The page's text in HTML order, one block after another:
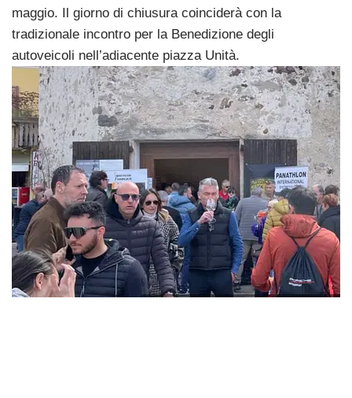
maggio. Il giorno di chiusura coinciderà con la
tradizionale incontro per la Benedizione degli
autoveicoli nell’adiacente piazza Unità.